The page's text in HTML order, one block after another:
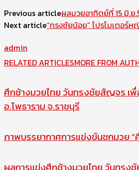
Previous articleผลมวยอาทิตย์ที่ 15 มิ.ย
Next article“ทรงชัยน้อย” โปรโมเตอร์
admin
RELATED ARTICLESMORE FROM
ศึกช้างมวยไทย วันทรงชัยสัญจร เพื่
อ.โพธาราม จ.ราชบุรี
ภาพบรรยากาศการแข่งขันชกมวย
ผลการแข่งศึกช้างมวยไทย วันทรง